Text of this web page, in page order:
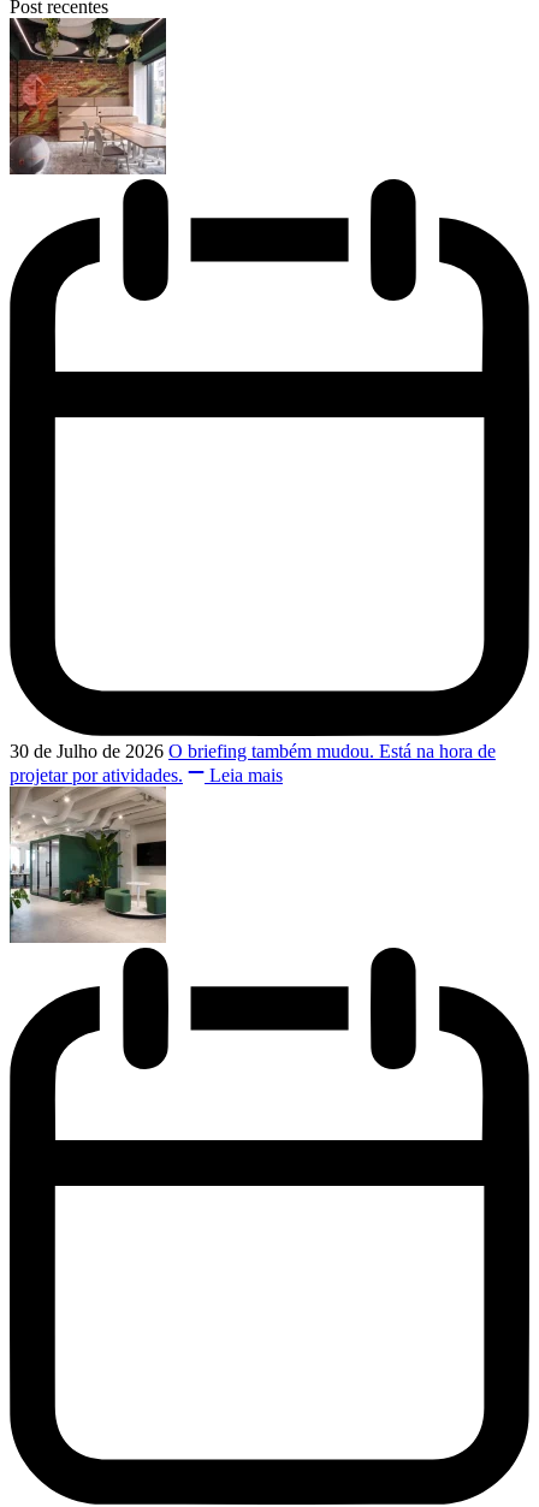
Post recentes
30 de Julho de 2026 O briefing também mudou. Está na hora de
projetar por atividades.
Leia mais